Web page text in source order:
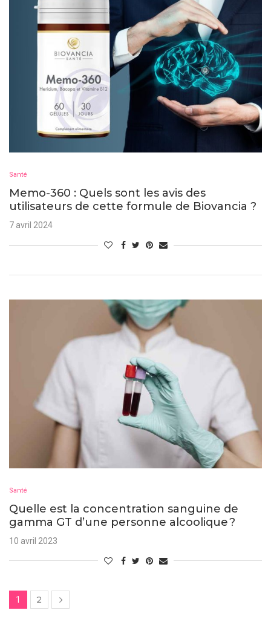
Santé
Memo-360 : Quels sont les avis des
utilisateurs de cette formule de Biovancia ?
7 avril 2024
Santé
Quelle est la concentration sanguine de
gamma GT d’une personne alcoolique ?
10 avril 2023
1 2